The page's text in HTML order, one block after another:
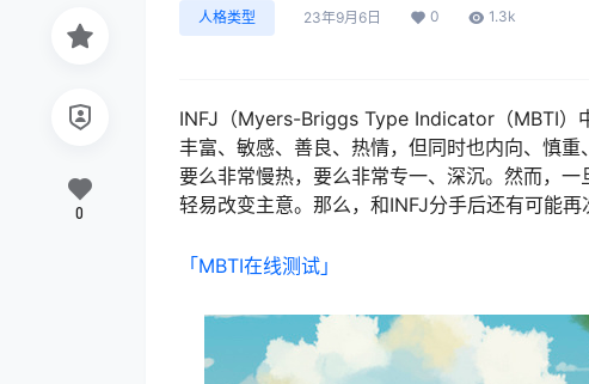
人格类型 23年9月6日 0 1.3k
INFJ（Myers-Briggs Type Indicator（MBTI）
丰富、敏感、善良、热情，但同时也内向、慎
要么非常慢热，要么非常专一、深沉。然而，
轻易改变主意。那么，和INFJ分手后还有可能再
「MBTI在线测试​」
0